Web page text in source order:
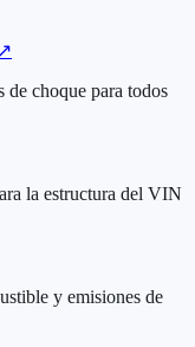
↗
de choque para todos
la estructura del VIN
y emisiones de